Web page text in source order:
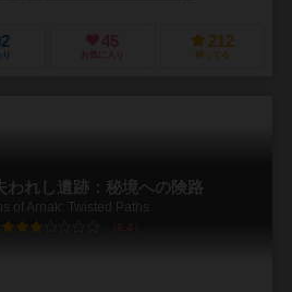
45
お気に入り
212
持ってる
われし遺跡：秘境への険路
of Arnak: Twisted Paths
6.4